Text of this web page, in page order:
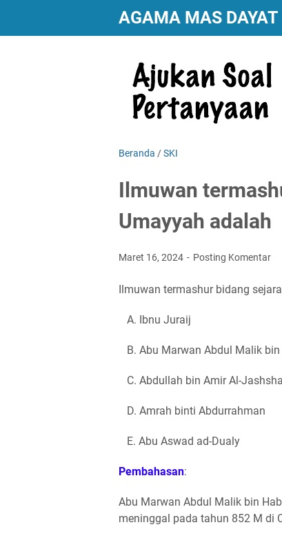
AGAMA MAS DAYAT
Beranda /SKI
Ilmuwan
Umayyah adalah
Maret 16, 2024 Posting Komentar
Ilmuwan termashur bidang
A. Ibnu Juraij
B. Abu Marwan Abdul Malik
C. Abdullah bin Amir Al-
D. Amrah binti Abdurrahman
E. Abu Aswad ad-Dualy
Pembahasan:
Abu Marwan Abdul Malik bin
meninggal pada tahun 852 M di